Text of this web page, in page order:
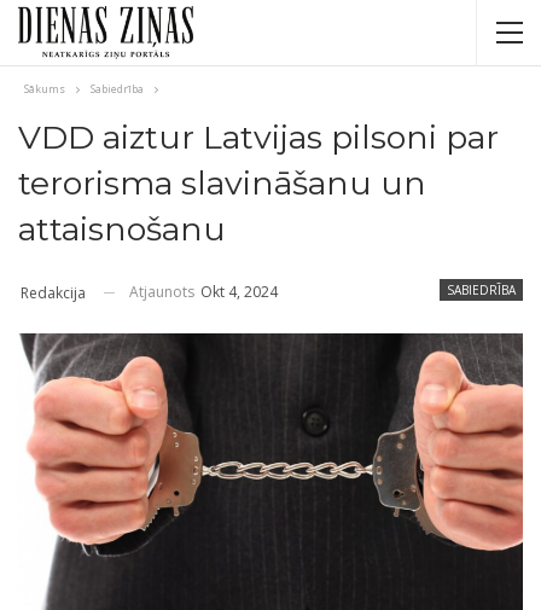
Sākums Sabiedrība
VDD aiztur Latvijas pilsoni par
terorisma slavināšanu un
attaisnošanu
SABIEDRĪBA
Redakcija Atjaunots Okt 4, 2024